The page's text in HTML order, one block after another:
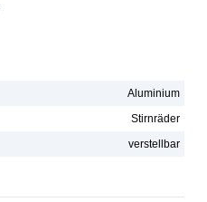
Aluminium
Stirnräder
verstellbar